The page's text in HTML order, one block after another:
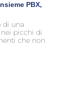
PBX,
di una
picchi di
che non